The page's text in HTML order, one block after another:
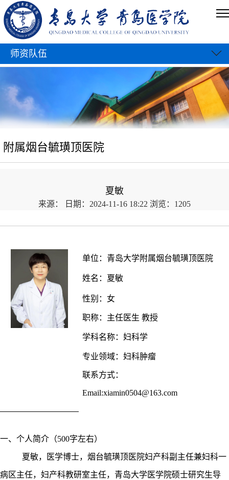
师资队伍
附属烟台毓璜顶医院
夏敏
来源： 日期：2024-11-16 18:22 浏览： 1205
单位：青岛大学附属烟台毓璜顶医院
姓名：夏敏
性别：女
职称：主任医生 教授
学科名称：妇科学
专业领域：妇科肿瘤
联系方式：
Email:xiamin0504@163.com
一、个人简介（500字左右）
夏敏，医学博士，烟台毓璜顶医院妇产科副主任兼妇科一
病区主任，妇产科教研室主任，青岛大学医学院硕士研究生导